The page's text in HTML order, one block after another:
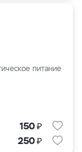
питание
150₽
250₽